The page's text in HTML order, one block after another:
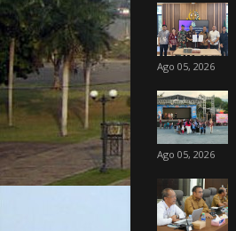
Ago 05, 2026
Ago 05, 2026